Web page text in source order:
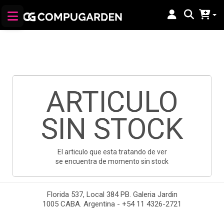
ARTICULO
SIN STOCK
El articulo que esta tratando de ver
se encuentra de momento sin stock
Florida 537, Local 384 PB. Galeria Jardin
1005 CABA. Argentina - +54 11 4326-2721